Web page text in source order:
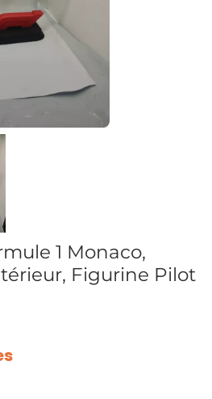
1 Monaco,
Figurine Pilot